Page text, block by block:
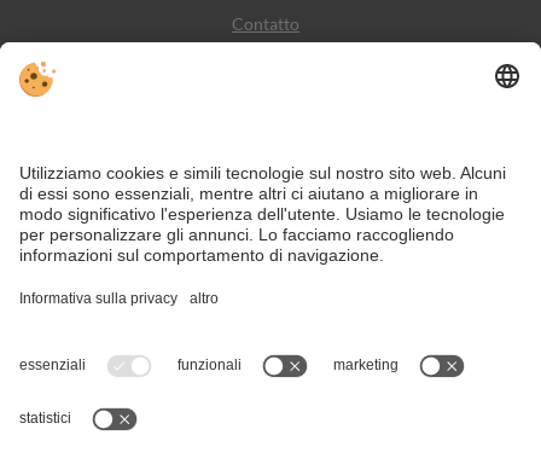
Contatto
VIVODolomiti è il portale di viaggio per una vacanza in
montagna indimenticabile – con alloggi e offerte nelle
Dolomiti, Patrimonio Naturale dell’Umanità UNESCO.
Nonostante il lavoro accurato e il costante aggiornamento dei contenuti, si
possono verificare errori. Non garantiamo la correttezza e la completezza di
tutte le informazioni.
Per motivi di sicurezza, si prega di verificare chiedendo direttamente sul posto